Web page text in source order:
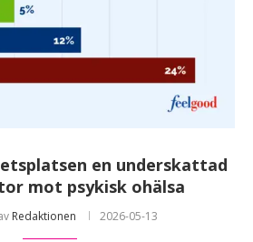
en underskattad
mot psykisk ohälsa
Redaktionen 2026-05-13